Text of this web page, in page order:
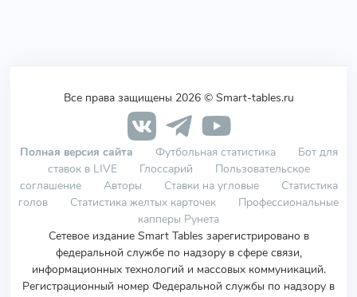
Все права защищены 2026 © Smart-tables.ru
Полная версия сайта Футбольная статистика
Бот для
ставок в LIVE
Глоссарий
Пользовательское
соглашение
Авторы Ставки на угловые
Статистика
голов
Статистика желтых карточек
Профессиональные
капперы Рунета
Сетевое издание Smart Tables зарегистрировано в
федеральной службе по надзору в сфере связи,
информационных технологий и массовых коммуникаций.
Регистрационный номер Федеральной службы по надзору в